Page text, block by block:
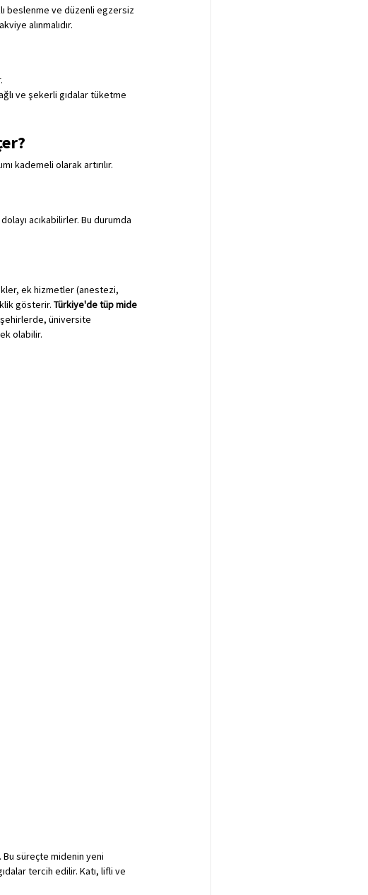
beslenme ve düzenli egzersiz
alınmalıdır.
ve şekerli gıdalar tüketme
kademeli olarak artırılır.
acıkabilirler. Bu durumda
ek hizmetler (anestezi,
gösterir. Türkiye'de tüp mide
üniversite
olabilir.
Bu süreçte midenin yeni
tercih edilir. Katı, lifli ve